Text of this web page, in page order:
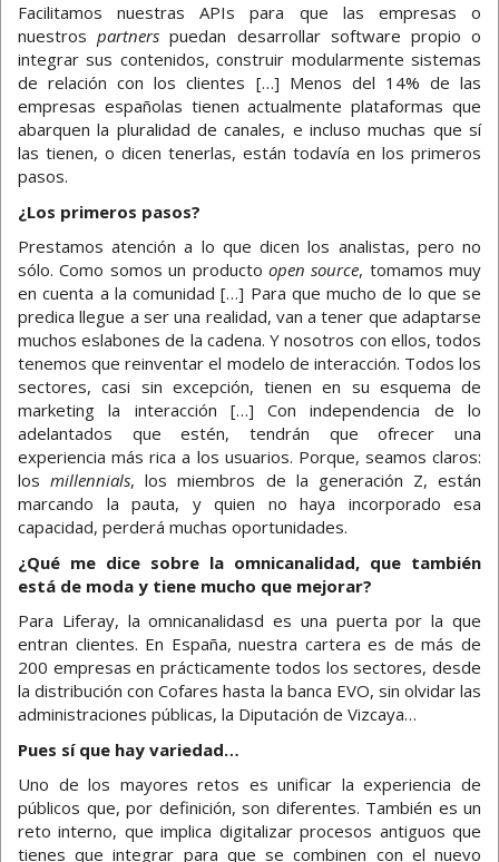
Facilitamos nuestras APIs para que las empresas o
nuestrospartners puedan desarrollar software propio o
integrar sus contenidos, construir modularmente sistemas
de relación con los clientes […] Menos del 14% de las
empresas españolas tienen actualmente plataformas que
abarquen la pluralidad de canales, e incluso muchas que sí
las tienen, o dicen tenerlas, están todavía en los primeros
pasos.
¿Los primeros pasos?
Prestamos atención a lo que dicen los analistas, pero no
sólo. Como somos un producto open source, tomamos muy
en cuenta a la comunidad […] Para que mucho de lo que se
predica llegue a ser una realidad, van a tener que adaptarse
muchos eslabones de la cadena. Y nosotros con ellos, todos
tenemos que reinventar el modelo de interacción. Todos los
sectores, casi sin excepción, tienen en su esquema de
marketing la interacción […] Con independencia de lo
adelantados que estén, tendrán que ofrecer una
experiencia más rica a los usuarios. Porque, seamos claros:
losmillennials, los miembros de la generación Z, están
marcando la pauta, y quien no haya incorporado esa
capacidad, perderá muchas oportunidades.
¿Qué me dice sobre la omnicanalidad, que también
está de moda y tiene mucho que mejorar?
Para Liferay, la omnicanalidasd es una puerta por la que
entran clientes. En España, nuestra cartera es de más de
200 empresas en prácticamente todos los sectores, desde
la distribución con Cofares hasta la banca EVO, sin olvidar las
administraciones públicas, la Diputación de Vizcaya…
Pues sí que hay variedad…
Uno de los mayores retos es unificar la experiencia de
públicos que, por definición, son diferentes. También es un
reto interno, que implica digitalizar procesos antiguos que
tienes que integrar para que se combinen con el nuevo